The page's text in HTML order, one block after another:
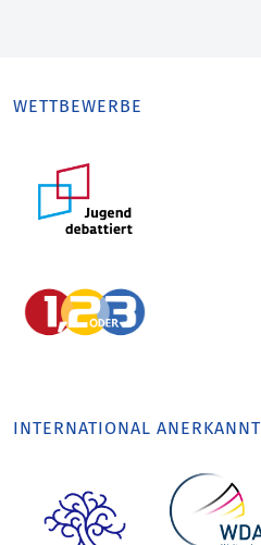
WETTBEWERBE
INTERNATIONAL ANERKANNT